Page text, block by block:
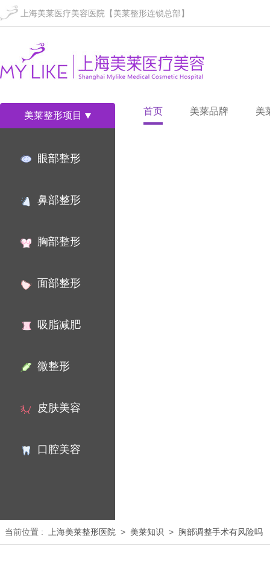
上海美莱医疗美容医院【美莱整形连锁总部】
美莱整形项目
眼部整形
鼻部整形
胸部整形
面部整形
吸脂减肥
微整形
皮肤美容
口腔美容
首页 美莱品牌 美
当前位置 : 上海美莱整形医院 > 美莱知识 > 胸部调整手术有风险吗